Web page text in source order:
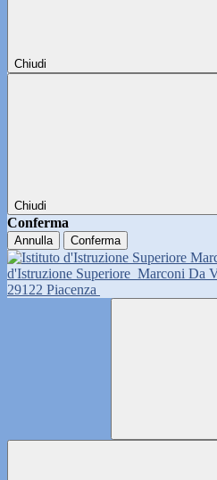
Chiudi
Chiudi
Conferma
Annulla Conferma
d'Istruzione Superiore Marconi Da
29122 Piacenza